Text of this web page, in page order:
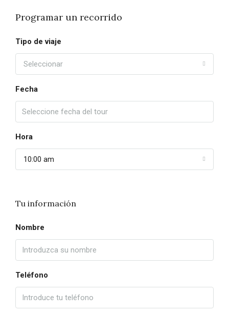
Programar un recorrido
Tipo de viaje
Seleccionar
Fecha
Hora
10:00 am
Tu información
Nombre
Teléfono